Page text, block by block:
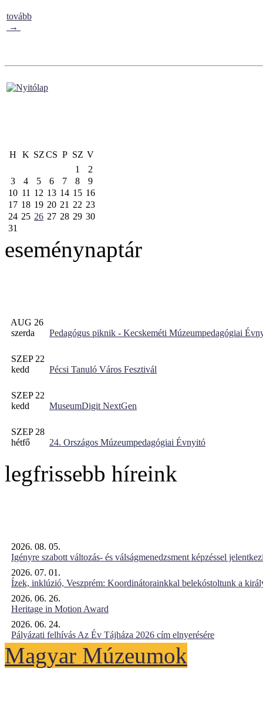
tovább
→
H K SZCS P SZ V
1
2
3
4 5 6 7 8
9
10 11 12 13 14 15 16
17 18 19 20 21 22 23
24 25 26 27 28 29 30
31
eseménynaptár
AUG 26
szerda
Pedagógus piknik - Kecskeméti Múzeumpedagógiai
SZEP 22
kedd
Pécsi Tanuló Város Fesztivál
SZEP 22
kedd
MuseumDigit NextGen
SZEP 28
hétfő
24. Országos Múzeumpedagógiai Évnyitó
legfrissebb híreink
2026. 08. 05.
Igényre szabott változás- és válságmenedzsment képzéssel
2026. 07. 01.
Ízek, inklúzió, Veszprém: Koordinátorainkkal belekóstoltunk a
2026. 06. 26.
Heritage in Motion Award
2026. 06. 24.
Pályázati felhívás Az Év Tájháza 2026 cím elnyerésére
Magyar Múzeumok